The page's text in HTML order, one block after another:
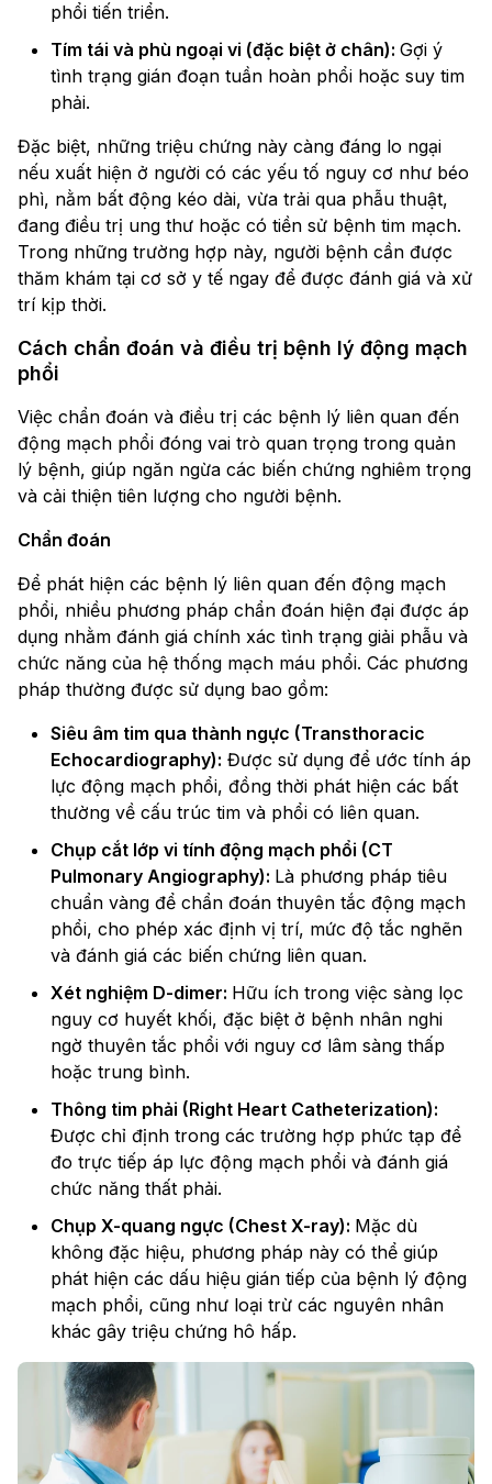
phổi tiến triển.
Tím tái và phù ngoại vi (đặc biệt ở chân): Gợi ý
tình trạng gián đoạn tuần hoàn phổi hoặc suy tim
phải.
Đặc biệt, những triệu chứng này càng đáng lo ngại
nếu xuất hiện ở người có các yếu tố nguy cơ như béo
phì, nằm bất động kéo dài, vừa trải qua phẫu thuật,
đang điều trị ung thư hoặc có tiền sử bệnh tim mạch.
Trong những trường hợp này, người bệnh cần được
thăm khám tại cơ sở y tế ngay để được đánh giá và xử
trí kịp thời.
Cách chẩn đoán và điều trị bệnh lý động mạch
phổi
Việc chẩn đoán và điều trị các bệnh lý liên quan đến
động mạch phổi đóng vai trò quan trọng trong quản
lý bệnh, giúp ngăn ngừa các biến chứng nghiêm trọng
và cải thiện tiên lượng cho người bệnh.
Chẩn đoán
Để phát hiện các bệnh lý liên quan đến động mạch
phổi, nhiều phương pháp chẩn đoán hiện đại được áp
dụng nhằm đánh giá chính xác tình trạng giải phẫu và
chức năng của hệ thống mạch máu phổi. Các phương
pháp thường được sử dụng bao gồm:
Siêu âm tim qua thành ngực (Transthoracic
Echocardiography): Được sử dụng để ước tính áp
lực động mạch phổi, đồng thời phát hiện các bất
thường về cấu trúc tim và phổi có liên quan.
Chụp cắt lớp vi tính động mạch phổi (CT
Pulmonary Angiography): Là phương pháp tiêu
chuẩn vàng để chẩn đoán thuyên tắc động mạch
phổi, cho phép xác định vị trí, mức độ tắc nghẽn
và đánh giá các biến chứng liên quan.
Xét nghiệm D-dimer: Hữu ích trong việc sàng lọc
nguy cơ huyết khối, đặc biệt ở bệnh nhân nghi
ngờ thuyên tắc phổi với nguy cơ lâm sàng thấp
hoặc trung bình.
Thông tim phải (Right Heart Catheterization):
Được chỉ định trong các trường hợp phức tạp để
đo trực tiếp áp lực động mạch phổi và đánh giá
chức năng thất phải.
Chụp X-quang ngực (Chest X-ray): Mặc dù
không đặc hiệu, phương pháp này có thể giúp
phát hiện các dấu hiệu gián tiếp của bệnh lý động
mạch phổi, cũng như loại trừ các nguyên nhân
khác gây triệu chứng hô hấp.